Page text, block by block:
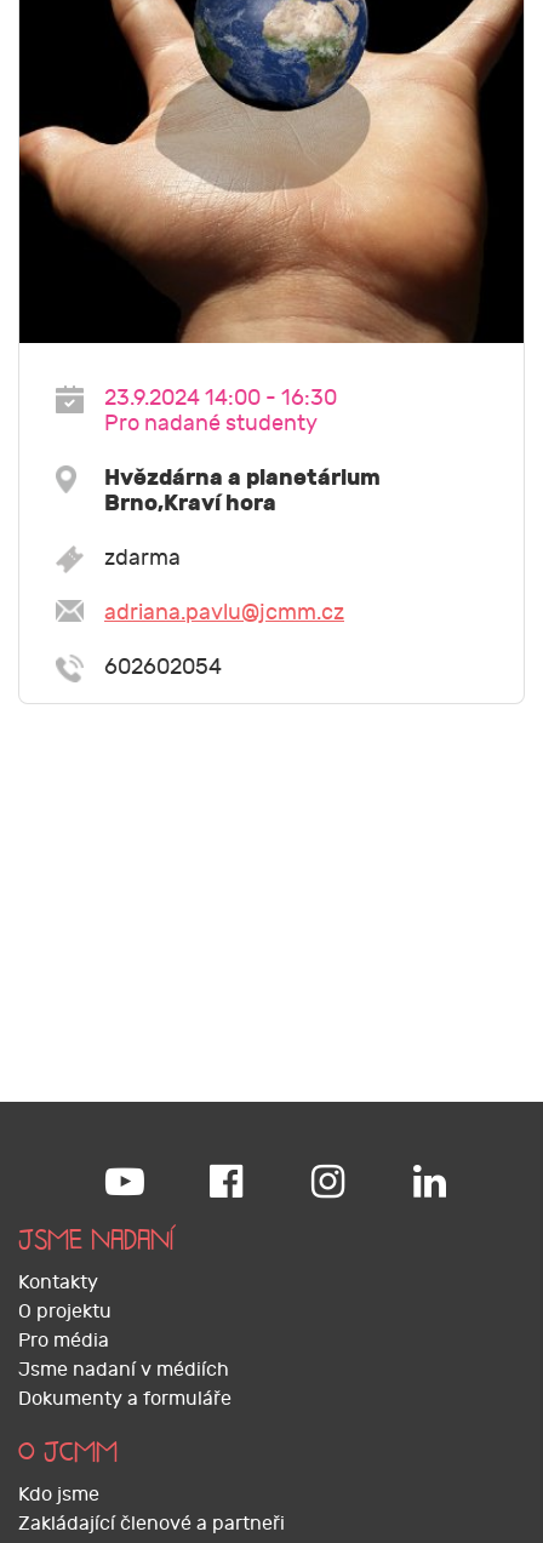
23.9.2024 14:00 - 16:30
Pro nadané studenty
Hvězdárna a planetárium
Brno,Kraví hora
zdarma
adriana.pavlu@jcmm.cz
602602054
JSME NADANÍ
Kontakty
O projektu
Pro média
Jsme nadaní v médiích
Dokumenty a formuláře
O JCMM
Kdo jsme
Zakládající členové a partneři